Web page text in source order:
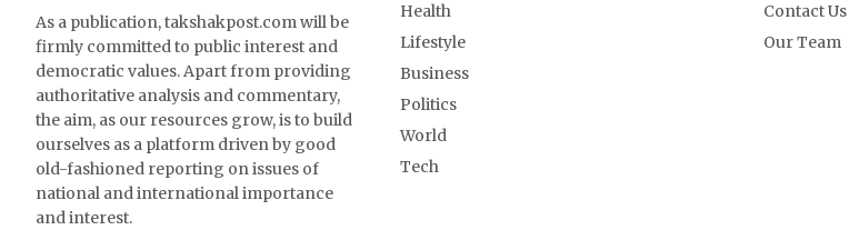
As a publication, takshakpost.com will be
firmly committed to public interest and
democratic values. Apart from providing
authoritative analysis and commentary,
the aim, as our resources grow, is to build
ourselves as a platform driven by good
old-fashioned reporting on issues of
national and international importance
and interest.
Health
Lifestyle
Business
Politics
World
Tech
Contact Us
Our Team